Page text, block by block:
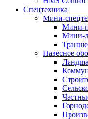
Спецтехника
Мини-
Мини-
Мини-
Навесное